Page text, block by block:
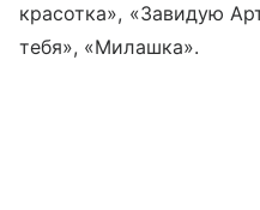
красотка», «Завидую
тебя», «Милашка».